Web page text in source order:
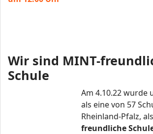
Wir sind MINT-
Schule
Am 4.10.22 wurde
als eine von 57
Rheinland-Pfalz,
freundliche